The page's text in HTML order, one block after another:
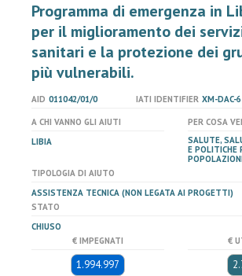
Programma di emergenza in
per il miglioramento dei
sanitari e la protezione dei
più vulnerabili.
AID 011042/01/0 IATI IDENTIFIER XM-DAC-
A CHI VANNO GLI AIUTI
LIBIA
PER COSA
SALUTE,
E POLITICHE
TIPOLOGIA DI AIUTO
ASSISTENZA TECNICA (NON LEGATA AI PROGETTI)
STATO
CHIUSO
€ IMPEGNATI
1.994.997
€